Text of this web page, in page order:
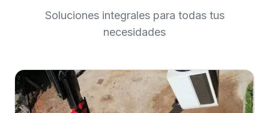
Soluciones integrales para todas tus
necesidades